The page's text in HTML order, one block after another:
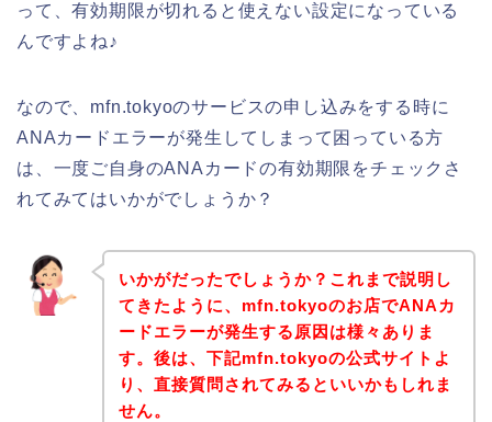
って、有効期限が切れると使えない設定になっている
んですよね♪
なので、mfn.tokyoのサービスの申し込みをする時に
ANAカードエラーが発生してしまって困っている方
は、一度ご自身のANAカードの有効期限をチェックさ
れてみてはいかがでしょうか？
いかがだったでしょうか？これまで説明し
てきたように、mfn.tokyoのお店でANAカ
ードエラーが発生する原因は様々ありま
す。後は、下記mfn.tokyoの公式サイトよ
り、直接質問されてみるといいかもしれま
せん。